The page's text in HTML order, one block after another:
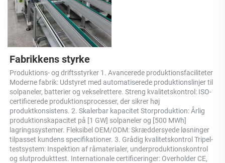
Fabrikkens styrke
Produktions- og driftsstyrker 1. Avancerede produktionsfaciliteter
Moderne fabrik: Udstyret med automatiserede produktionslinjer til
solpaneler, batterier og vekselrettere. Streng kvalitetskontrol: ISO-
certificerede produktionsprocesser, der sikrer høj
produktkonsistens. 2. Skalerbar kapacitet Storproduktion: Årlig
produktionskapacitet på [1 GW] solpaneler og [500 MWh]
lagringssystemer. Fleksibel OEM/ODM: Skræddersyede løsninger
tilpasset kundens specifikationer. 3. Grådig kvalitetskontrol Tripel-
testsystem: Inspektion af råmaterialer, underproduktionskontrol
og slutprodukttest. Internationale certificeringer: Overholder CE,